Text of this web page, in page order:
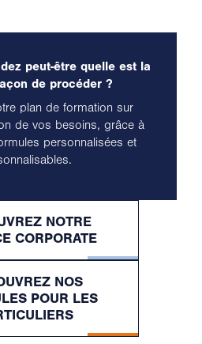
peut-être quelle est la
de procéder ?
plan de formation sur
de vos besoins, grâce à
personnalisées et
NOTRE
CORPORATE
NOS
POUR LES